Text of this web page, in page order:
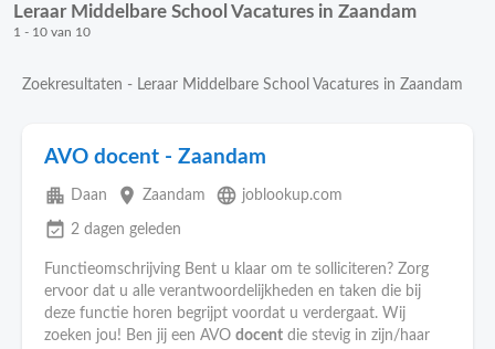
Sorteer op Exacte locatie Bedrijf Soort dienstverband
Leraar Middelbare School Vacatures in Zaandam
1 - 10 van 10
Zoekresultaten - Leraar Middelbare School Vacatures in Zaandam
AVO docent - Zaandam
apartment Daan place Zaandam language joblookup.com
event_available 2 dagen geleden
Functieomschrijving Bent u klaar om te solliciteren? Zorg
ervoor dat u alle verantwoordelijkheden en taken die bij
deze functie horen begrijpt voordat u verdergaat. Wij
zoeken jou! Ben jij een AVO docent die stevig in zijn/haar